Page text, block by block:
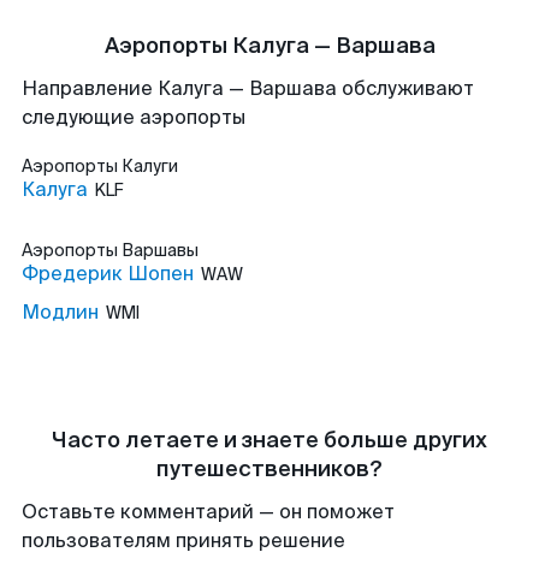
Аэропорты Калуга — Варшава
Направление Калуга — Варшава обслуживают
следующие аэропорты
Аэропорты Калуги
Калуга KLF
Аэропорты Варшавы
Фредерик Шопен WAW
Модлин WMI
Часто летаете и знаете больше других
путешественников?
Оставьте комментарий — он поможет
пользователям принять решение